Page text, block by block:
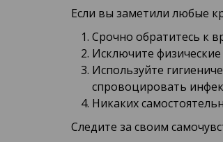
Если вы заметили любые
Срочно обратитесь к
Исключите
Используйте
спровоцировать
Никаких
Следите за своим